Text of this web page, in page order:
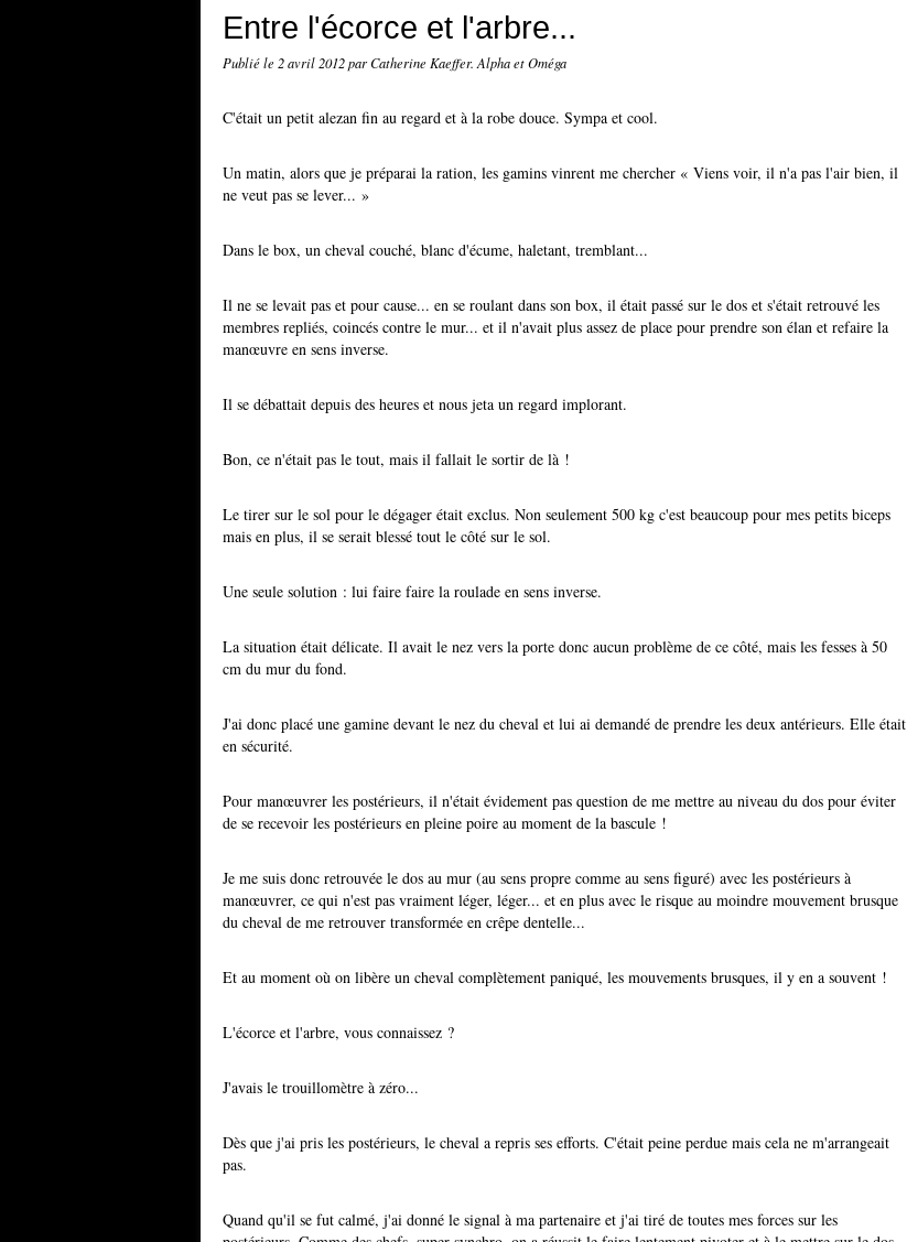
Entre l'écorce et l'arbre...
Publié le 2 avril 2012par Catherine Kaeffer. Alpha et Oméga
C'était un petit alezan fin au regard et à la robe douce. Sympa et cool.
Un matin, alors que je préparai la ration, les gamins vinrent me chercher « Viens voir, il n'a pas l'air bien, il
ne veut pas se lever... »
Dans le box, un cheval couché, blanc d'écume, haletant, tremblant...
Il ne se levait pas et pour cause... en se roulant dans son box, il était passé sur le dos et s'était retrouvé les
membres repliés, coincés contre le mur... et il n'avait plus assez de place pour prendre son élan et refaire la
manœuvre en sens inverse.
Il se débattait depuis des heures et nous jeta un regard implorant.
Bon, ce n'était pas le tout, mais il fallait le sortir de là !
Le tirer sur le sol pour le dégager était exclus. Non seulement 500 kg c'est beaucoup pour mes petits biceps
mais en plus, il se serait blessé tout le côté sur le sol.
Une seule solution : lui faire faire la roulade en sens inverse.
La situation était délicate. Il avait le nez vers la porte donc aucun problème de ce côté, mais les fesses à 50
cm du mur du fond.
J'ai donc placé une gamine devant le nez du cheval et lui ai demandé de prendre les deux antérieurs. Elle était
en sécurité.
Pour manœuvrer les postérieurs, il n'était évidement pas question de me mettre au niveau du dos pour éviter
de se recevoir les postérieurs en pleine poire au moment de la bascule !
Je me suis donc retrouvée le dos au mur (au sens propre comme au sens figuré) avec les postérieurs à
manœuvrer, ce qui n'est pas vraiment léger, léger... et en plus avec le risque au moindre mouvement brusque
du cheval de me retrouver transformée en crêpe dentelle...
Et au moment où on libère un cheval complètement paniqué, les mouvements brusques, il y en a souvent !
L'écorce et l'arbre, vous connaissez ?
J'avais le trouillomètre à zéro...
Dès que j'ai pris les postérieurs, le cheval a repris ses efforts. C'était peine perdue mais cela ne m'arrangeait
pas.
Quand qu'il se fut calmé, j'ai donné le signal à ma partenaire et j'ai tiré de toutes mes forces sur les